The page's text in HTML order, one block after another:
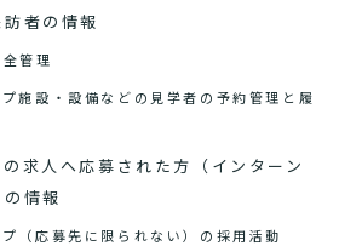
者の情報
管理
施設・設備などの見学者の予約管理と履
求人へ応募された方（インターン
情報
（応募先に限られない）の採用活動